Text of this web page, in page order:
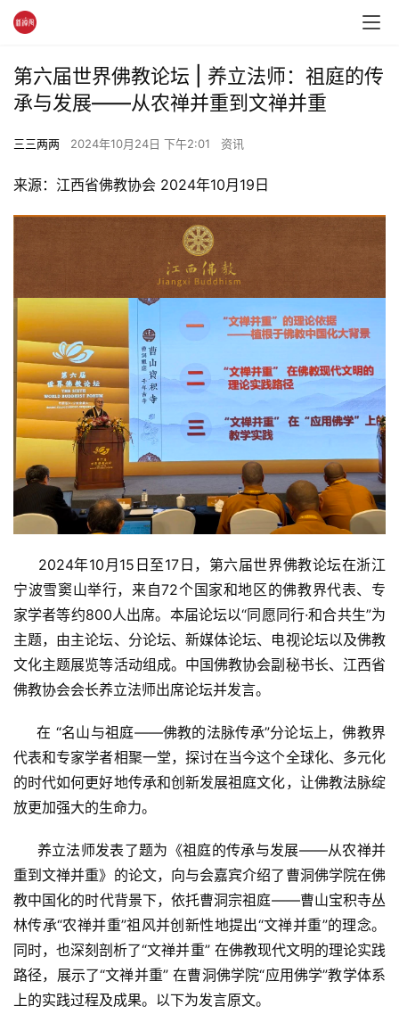
第六届世界佛教论坛 | 养立法师：祖庭的传
承与发展——从农禅并重到文禅并重
三三两两 2024年10月24日 下午2:01 资讯
来源：江西省佛教协会 2024年10月19日
2024年10月15日至17日，第六届世界佛教论坛在浙江
宁波雪窦山举行，来自72个国家和地区的佛教界代表、专
家学者等约800人出席。本届论坛以“同愿同行·和合共生”为
主题，由主论坛、分论坛、新媒体论坛、电视论坛以及佛教
文化主题展览等活动组成。中国佛教协会副秘书长、江西省
佛教协会会长养立法师出席论坛并发言。
在 “名山与祖庭——佛教的法脉传承”分论坛上，佛教界
代表和专家学者相聚一堂，探讨在当今这个全球化、多元化
的时代如何更好地传承和创新发展祖庭文化，让佛教法脉绽
放更加强大的生命力。
养立法师发表了题为《祖庭的传承与发展——从农禅并
重到文禅并重》的论文，向与会嘉宾介绍了曹洞佛学院在佛
教中国化的时代背景下，依托曹洞宗祖庭——曹山宝积寺丛
林传承“农禅并重”祖风并创新性地提出“文禅并重”的理念。
同时，也深刻剖析了“文禅并重” 在佛教现代文明的理论实践
路径，展示了“文禅并重” 在曹洞佛学院“应用佛学”教学体系
上的实践过程及成果。以下为发言原文。